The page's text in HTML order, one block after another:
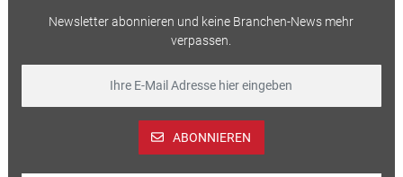
Newsletter abonnieren und keine Branchen-News mehr
verpassen.
ABONNIEREN